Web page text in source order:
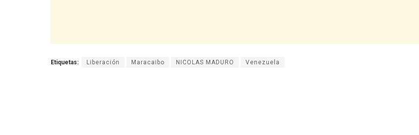
Etiquetas: Liberación Maracaibo NICOLAS MADURO Venezuela